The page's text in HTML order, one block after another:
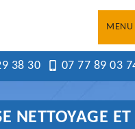
MENU
38 30 07 77 89 03
NETTOYAGE ET